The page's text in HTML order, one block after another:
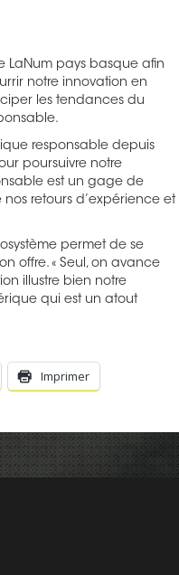
LaNum pays basque afin
notre innovation en
les tendances du
responsable depuis
poursuivre notre
est un gage de
retours d’expérience et
permet de se
offre. « Seul, on avance
illustre bien notre
qui est un atout
Imprimer